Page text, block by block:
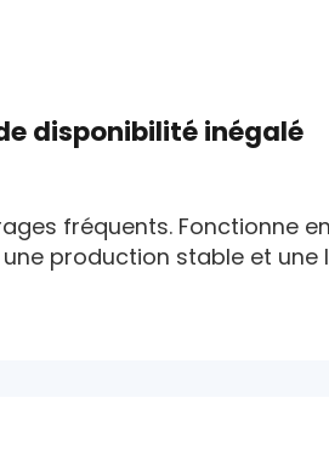
disponibilité inégalé
fréquents. Fonctionne
production stable et une